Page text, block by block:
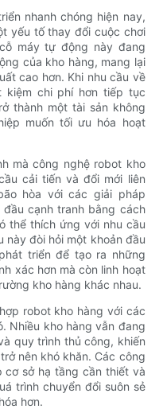
nhanh chóng hiện nay,
yếu tố thay đổi cuộc chơi
máy tự động này đang
của kho hàng, mang lại
cao hơn. Khi nhu cầu về
kiệm chi phí hơn tiếp tục
thành một tài sản không
muốn tối ưu hóa hoạt
mà công nghệ robot kho
cải tiến và đổi mới liên
hòa với các giải pháp
cạnh tranh bằng cách
thể thích ứng với nhu cầu
này đòi hỏi một khoản đầu
triển để tạo ra những
xác hơn mà còn linh hoạt
kho hàng khác nhau.
robot kho hàng với các
Nhiều kho hàng vẫn đang
quy trình thủ công, khiến
nên khó khăn. Các công
sở hạ tầng cần thiết và
trình chuyển đổi suôn sẻ
hơn.